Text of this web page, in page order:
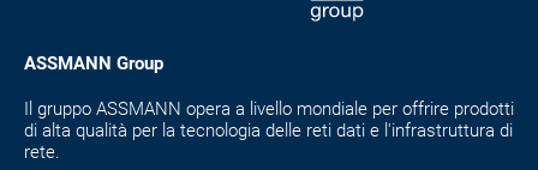
ASSMANN Group
Il gruppo ASSMANN opera a livello mondiale per offrire prodotti
di alta qualità per la tecnologia delle reti dati e l'infrastruttura di
rete.